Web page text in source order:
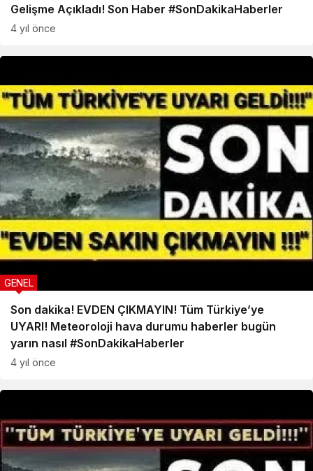
Gelişme Açıkladı! Son Haber #SonDakikaHaberler
4 yıl önce
Son dakika! EVDEN ÇIKMAYIN! Tüm Türkiye’ye
UYARI! Meteoroloji hava durumu haberler bugün
yarın nasıl #SonDakikaHaberler
GENEL
4 yıl önce